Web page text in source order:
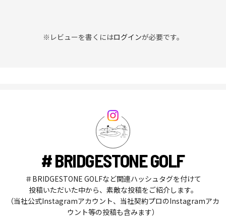
※レビューを書くにはログインが必要です。
# BRIDGESTONE GOLF
＃BRIDGESTONE GOLFなど関連ハッシュタグを付けて
投稿いただいた中から、素敵な投稿をご紹介します。
（当社公式Instagramアカウント、当社契約プロのInstagramアカ
ウント等の投稿も含みます）